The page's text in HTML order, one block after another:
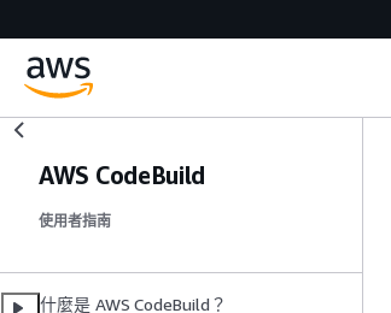
AWS CodeBuild
使用者指南
什麼是 AWS CodeBuild？